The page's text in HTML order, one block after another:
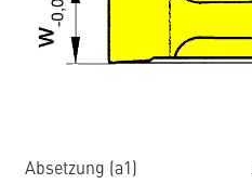
Absetzung (a1)